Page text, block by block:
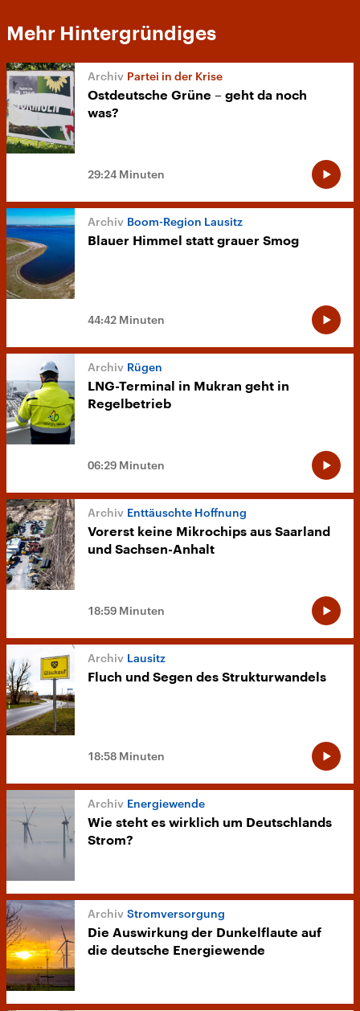
Mehr Hintergründiges
Partei in der Krise
Ostdeutsche Grüne – geht da noch
was?
29:24 Minuten
Boom-Region Lausitz
Blauer Himmel statt grauer Smog
44:42 Minuten
Rügen
LNG-Terminal in Mukran geht in
Regelbetrieb
06:29 Minuten
Enttäuschte Hoffnung
Vorerst keine Mikrochips aus Saarland
und Sachsen-Anhalt
18:59 Minuten
Lausitz
Fluch und Segen des Strukturwandels
18:58 Minuten
Energiewende
Wie steht es wirklich um Deutschlands
Strom?
Stromversorgung
Die Auswirkung der Dunkelflaute auf
die deutsche Energiewende